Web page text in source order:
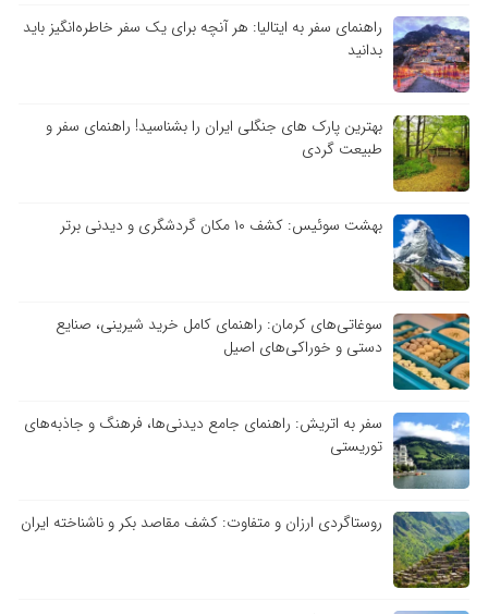
راهنمای سفر به ایتالیا: هر آنچه برای یک سفر خاطره‌انگیز باید
بدانید
بهترین پارک های جنگلی ایران را بشناسید! راهنمای سفر و
طبیعت گردی
بهشت سوئیس: کشف ۱۰ مکان گردشگری و دیدنی برتر
سوغاتی‌های کرمان: راهنمای کامل خرید شیرینی، صنایع
دستی و خوراکی‌های اصیل
سفر به اتریش: راهنمای جامع دیدنی‌ها، فرهنگ و جاذبه‌های
توریستی
روستاگردی ارزان و متفاوت: کشف مقاصد بکر و ناشناخته ایران